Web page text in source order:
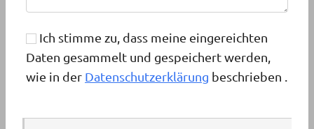
Ich stimme zu, dass meine eingereichten
Daten gesammelt und gespeichert werden,
wie in der Datenschutzerklärung beschrieben .